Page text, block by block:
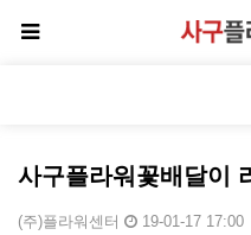
사구플라워꽃배달이
(주)플라워센터 19-01-17 17:00